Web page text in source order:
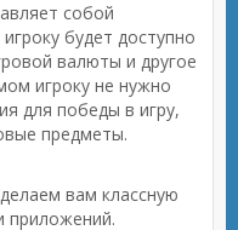
собой
будет доступно
валюты и другое
игроку не нужно
для победы в игру,
предметы.
вам классную
приложений.